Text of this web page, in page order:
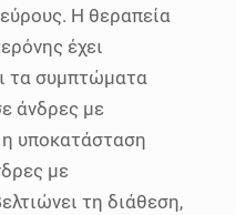
Η θεραπεία
έχει
τα συμπτώματα
άνδρες με
υποκατάσταση
με
τη διάθεση,